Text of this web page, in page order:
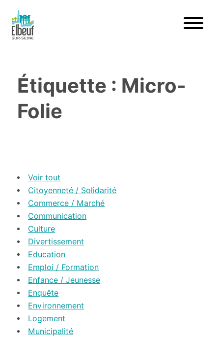
Étiquette : Micro-
Folie
Voir tout
Citoyenneté / Solidarité
Commerce / Marché
Communication
Culture
Divertissement
Education
Emploi / Formation
Enfance / Jeunesse
Enquête
Environnement
Logement
Municipalité